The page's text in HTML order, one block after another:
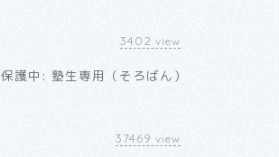
3402 view
保護中: 塾生専用（そろばん）
37469 view